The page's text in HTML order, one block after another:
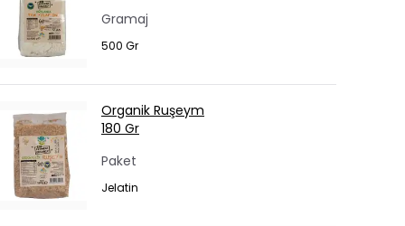
Gramaj
500 Gr
Organik Ruşeym
180 Gr
Paket
Jelatin